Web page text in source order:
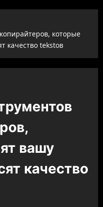
которые
качество tekstов
вашу
качество